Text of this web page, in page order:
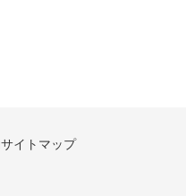
サイトマップ